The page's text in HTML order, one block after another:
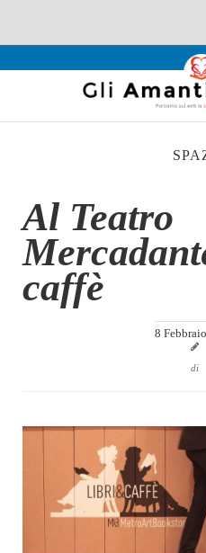
Recensioni
Interviste & Incontri
Chi siamo
Contatti
Eventi
Dicono di Noi
Rassegna Stampa
Archivio
Autori
Al Teatro
caffè
8
di